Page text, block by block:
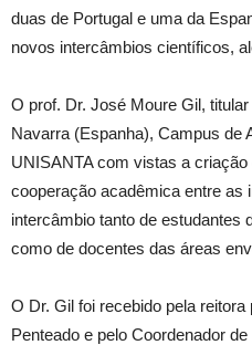
duas de Portugal e uma da
novos intercâmbios científicos,
O prof. Dr. José Moure Gil,
Navarra (Espanha), Campus de
UNISANTA com vistas a
cooperação acadêmica entre as
intercâmbio tanto de estudantes
como de docentes das áreas
O Dr. Gil foi recebido pela
Penteado e pelo Coordenador